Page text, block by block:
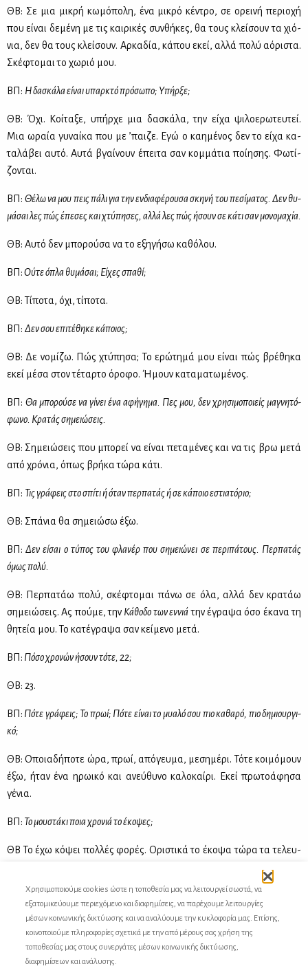
ΘΒ: Σε μια μι­κρή κω­μό­πο­λη, ένα μι­κρό κέ­ντρο, σε ορει­νή πε­ριο­χή
που εί­ναι δε­μέ­νη με τις και­ρι­κές συν­θή­κες, θα τους κλεί­σουν τα χιό­
νια, δεν θα τους κλεί­σουν. Αρ­κα­δία, κά­που εκεί, αλ­λά πο­λύ αό­ρι­στα.
Σκέ­φτο­μαι το χω­ριό μου.
ΒΠ: Η δα­σκά­λα εί­ναι υπαρ­κτό πρό­σω­πο; Υπήρ­ξε;
ΘΒ: Όχι. Κοί­τα­ξε, υπήρ­χε μια δα­σκά­λα, την εί­χα ψι­λο­ε­ρω­τευ­τεί.
Μια ωραία γυ­ναί­κα που με ’παι­ζε. Εγώ ο καη­μέ­νος δεν το εί­χα κα­
τα­λά­βει αυ­τό. Αυ­τά βγαί­νουν έπει­τα σαν κομ­μά­τια ποί­η­σης. Φω­τί­
ζο­νται.
ΒΠ:Θέ­λω να μου πεις πά­λι για την εν­δια­φέ­ρου­σα σκη­νή του πε­σί­μα­τος. Δεν θυ­
μά­σαι λες πώς έπε­σες και χτύ­πη­σες, αλ­λά λες πώς ήσουν σε κά­τι σαν μο­νο­μα­χία.
ΘΒ: Αυ­τό δεν μπο­ρού­σα να το εξη­γή­σω κα­θό­λου.
ΒΠ:Ού­τε όπλα θυ­μά­σαι; Εί­χες σπα­θί;
ΘΒ: Τί­πο­τα, όχι, τί­πο­τα.
ΒΠ: Δεν σου επι­τέ­θη­κε κά­ποιος;
ΘΒ: Δε νο­μί­ζω. Πώς χτύ­πη­σα; Το ερώ­τη­μά μου εί­ναι πώς βρέ­θη­κα
εκεί μέ­σα στον τέ­ταρ­το όρο­φο. Ήμουν κα­τα­μα­τω­μέ­νος.
ΒΠ: Θα μπο­ρού­σε να γί­νει ένα αφή­γη­μα. Πες μου, δεν χρη­σι­μο­ποιείς μα­γνη­τό­
φω­νο. Κρα­τάς ση­μειώ­σεις.
ΘΒ: Ση­μειώ­σεις που μπο­ρεί να εί­ναι πε­τα­μέ­νες και να τις βρω με­τά
από χρό­νια, όπως βρή­κα τώ­ρα κά­τι.
ΒΠ: Τις γρά­φεις στο σπί­τι ή όταν περ­πα­τάς ή σε κά­ποιο εστια­τό­ριο;
ΘΒ: Σπά­νια θα ση­μειώ­σω έξω.
ΒΠ: Δεν εί­σαι ο τύ­πος του φλα­νέρ που ση­μειώ­νει σε πε­ρι­πά­τους. Περ­πα­τάς
όμως πο­λύ.
ΘΒ: Περ­πα­τάω πο­λύ, σκέ­φτο­μαι πά­νω σε όλα, αλ­λά δεν κρα­τάω
ση­μειώ­σεις. Ας πού­με, την Κά­θο­δο των εν­νιάτην έγρα­ψα όσο έκα­να τη
θη­τεία μου. Το κα­τέ­γρα­ψα σαν κεί­με­νο με­τά.
ΒΠ: Πό­σο χρο­νών ήσουν τό­τε, 22;
ΘΒ: 23.
ΒΠ: Πό­τε γρά­φεις; Το πρωί; Πό­τε εί­ναι το μυα­λό σου πιο κα­θα­ρό, πιο δη­μιουρ­γι­
κό;
ΘΒ: Οποια­δή­πο­τε ώρα, πρωί, από­γευ­μα, με­ση­μέ­ρι. Τό­τε κοι­μό­μουν
έξω, ήταν ένα ηρω­ι­κό και ανεύ­θυ­νο κα­λο­καί­ρι. Εκεί πρω­το­ά­φη­σα
γέ­νια.
ΒΠ: Το μου­στά­κι ποια χρο­νιά το έκο­ψες;
ΘΒ Το έχω κό­ψει πολ­λές φο­ρές. Ορι­στι­κά το έκο­ψα τώ­ρα τα τε­λευ­
Πώς έγι­νε αυ­τό;
ΘΒ: Το βα­ρέ­θη­κα. Έπρε­πε να το φρο­ντί­ζω. Στην αρ­χή ήταν φο­βε­ρά
δύ­σκο­λο, δεν βλε­πό­μου­να.
Και δεν από­κτη­σες πο­τέ υπο­λο­γι­στή.
Χρησιμοποιούμε cookies ώστε η τοποθεσία μας να λειτουργεί σωστά, να
εξατομικεύουμε περιεχόμενο και διαφημίσεις, να παρέχουμε λειτουργίες
μέσων κοινωνικής δικτύωσης και να αναλύουμε την κυκλοφορία μας. Επίσης,
κοινοποιούμε πληροφορίες σχετικά με την από μέρους σας χρήση της
τοποθεσίας μας στους συνεργάτες μέσων κοινωνικής δικτύωσης,
διαφημίσεων και ανάλυσης.